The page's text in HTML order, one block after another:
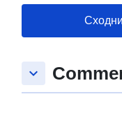
keyboard_arrow_down